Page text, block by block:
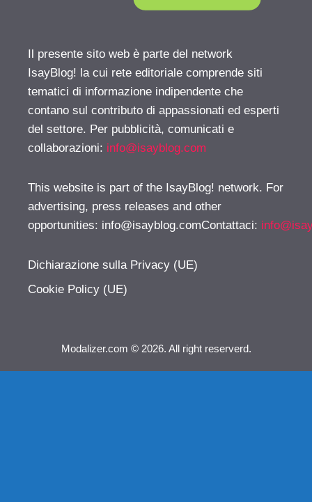
Il presente sito web è parte del network
IsayBlog! la cui rete editoriale comprende siti
tematici di informazione indipendente che
contano sul contributo di appassionati ed esperti
del settore. Per pubblicità, comunicati e
collaborazioni: info@isayblog.com
This website is part of the IsayBlog! network. For
advertising, press releases and other
opportunities: info@isayblog.comContattaci:
Dichiarazione sulla Privacy (UE)
Cookie Policy (UE)
Modalizer.com © 2026. All right reserverd.